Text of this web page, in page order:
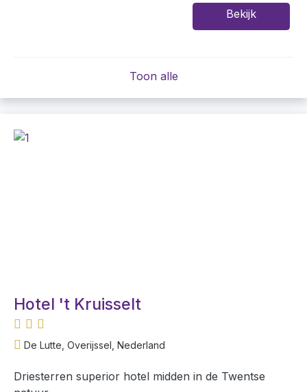
Bekijk
Toon alle
Hotel 't Kruisselt
De Lutte, Overijssel, Nederland
Driesterren superior hotel midden in de Twentse